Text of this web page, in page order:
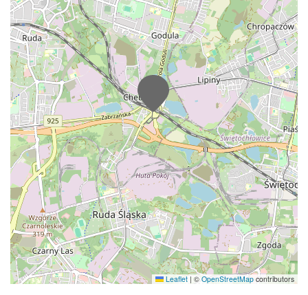
Leaflet | ©OpenStreetMap contributors